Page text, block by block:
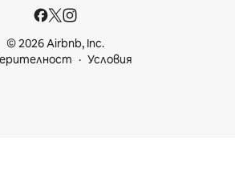
© 2026 Airbnb, Inc.
Условия